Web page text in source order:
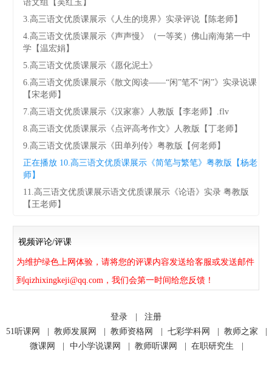
语文组【吴红玉】
3.高三语文优质课展示《人生的境界》实录评说【陈老师】
4.高三语文优质课展示《声声慢》（一等奖）佛山南海第一中
学【温宏娟】
5.高三语文优质课展示《愿化泥土》
6.高三语文优质课展示《散文阅读――“闲”笔不“闲”》实录说课
【宋老师】
7.高三语文优质课展示《汉家寨》人教版【李老师】.flv
8.高三语文优质课展示《点评高考作文》人教版【丁老师】
9.高三语文优质课展示《田单列传》粤教版【何老师】
正在播放 10.高三语文优质课展示《简笔与繁笔》粤教版【杨老
师】
11.高三语文优质课展示语文优质课展示《论语》实录 粤教版
【王老师】
视频评论/评课
为维护绿色上网体验，请将您的评课内容发送给客服或发送邮件
到qizhixingkeji@qq.com，我们会第一时间给您反馈！
登录 |
注册
51听课网
| 教师发展网 | 教师资格网 | 七彩学科网 | 教师之家
|
微课网
| 中小学说课网 | 教师听课网 | 在职研究生 |